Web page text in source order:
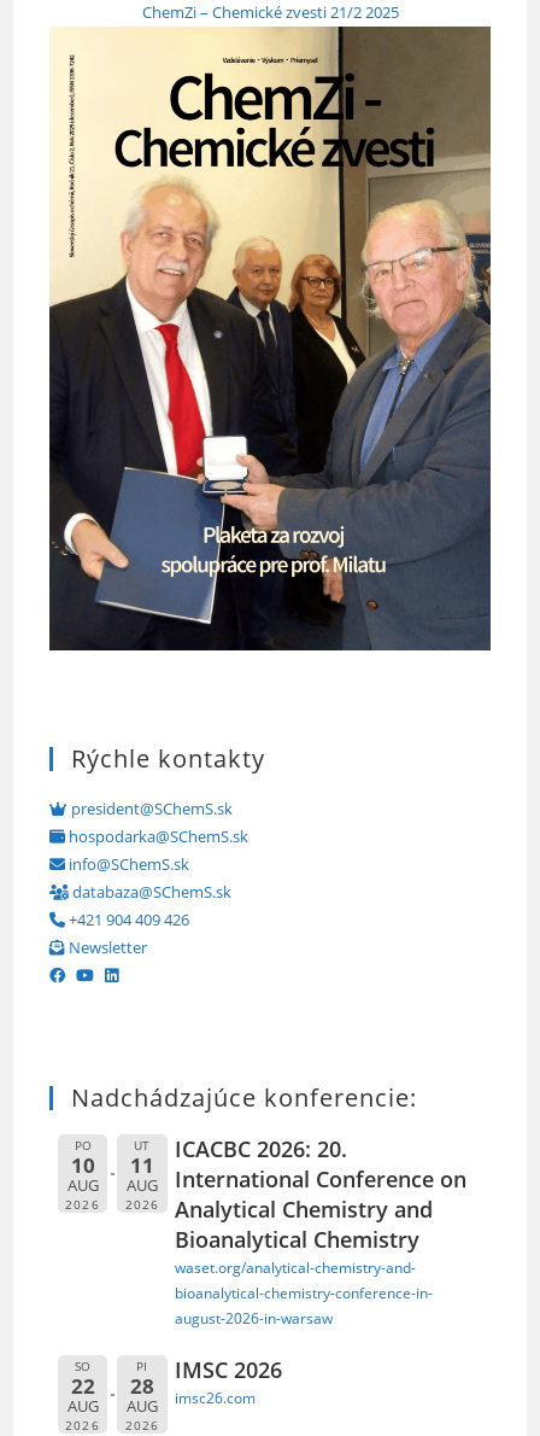
ChemZi – Chemické zvesti 21/2 2025
Rýchle kontakty
president@SChemS.sk
hospodarka@SChemS.sk
info@SChemS.sk
databaza@SChemS.sk
+421 904 409 426
Newsletter
Nadchádzajúce konferencie:
PO
10
AUG
2026
UT
11
AUG
2026
ICACBC 2026: 20.
International Conference on
Analytical Chemistry and
Bioanalytical Chemistry
waset.org/analytical-chemistry-and-
bioanalytical-chemistry-conference-in-
august-2026-in-warsaw
SO
22
AUG
2026
PI
28
AUG
2026
IMSC 2026
imsc26.com